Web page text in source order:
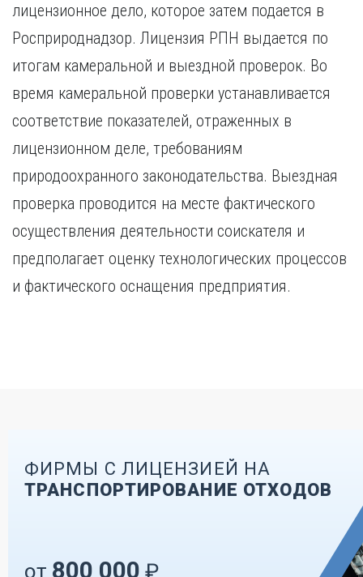
лицензионное дело, которое затем подается в
Росприроднадзор. Лицензия РПН выдается по
итогам камеральной и выездной проверок. Во
время камеральной проверки устанавливается
соответствие показателей, отраженных в
лицензионном деле, требованиям
природоохранного законодательства. Выездная
проверка проводится на месте фактического
осуществления деятельности соискателя и
предполагает оценку технологических процессов
и фактического оснащения предприятия.
ФИРМЫ С ЛИЦЕНЗИЕЙ НА
ТРАНСПОРТИРОВАНИЕ ОТХОДОВ
от 800 000 ₽